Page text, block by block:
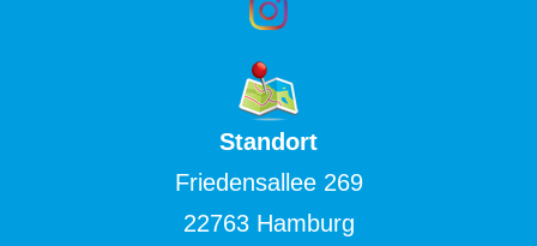
Standort
Friedensallee 269
22763 Hamburg